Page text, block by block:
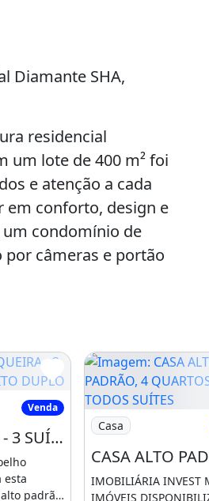
Diamante SHA,
residencial
um lote de 400 m² foi
e atenção a cada
em conforto, design e
um condomínio de
câmeras e portão
e Golight, sala de
e valorizadas por um
sendo a suíte
com banheira de
Deca. Além disso, há
- 3 SUÍTES - PÉ-DIREITO DUPLO
Venda
ARNIQUEIRA - 3 SUÍTES - PÉ-DIREITO DUPLO - PISCINA AQUECIDA - ALTO PADRÃO
esta
padrão
Imagem: CASA
Casa
IMOBILIÁRIA INVEST
IMÓVEIS